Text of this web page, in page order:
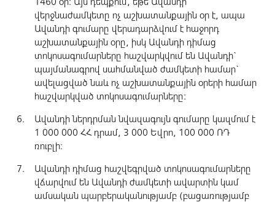
վերջնաժամկետը ոչ աշխատանքային օր է, ապա
Ավանդի գումարը վերադարձվում է հաջորդ
աշխատանքային օրը, իսկ Ավանդի դիմաց
տոկոսագումարները հաշվարկվում են Ավանդի`
պայմանագրով սահմանված ժամկետի համար`
ավելացված նաև ոչ աշխատանքային օրերի համար
հաշվարկված տոկոսագումարները:
Ավանդի ներդրման նվազագույն գումարը կազմում է
1 000 000 ՀՀ դրամ, 3 000 Եվրո, 100 000 ՌԴ
ռուբլի:
Ավանդի դիմաց հաշվեգրված տոկոսագումարները
վճարվում են Ավանդի ժամկետի ավարտին կամ
ամսական պարբերականությամբ (բացառությամբ